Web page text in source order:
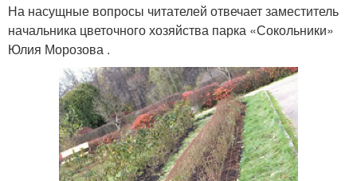
На насущные вопросы читателей отвечает заместитель
начальника цветочного хозяйства парка «Сокольники»
Юлия Морозова .